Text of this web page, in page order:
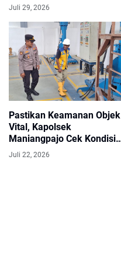
Sosialisasi Artificial
Juli 29, 2026
Pastikan Keamanan Objek
Vital, Kapolsek
Maniangpajo Cek Kondisi
Bendungan Kalola dan
Koordinasi dengan Petugas
Juli 22, 2026